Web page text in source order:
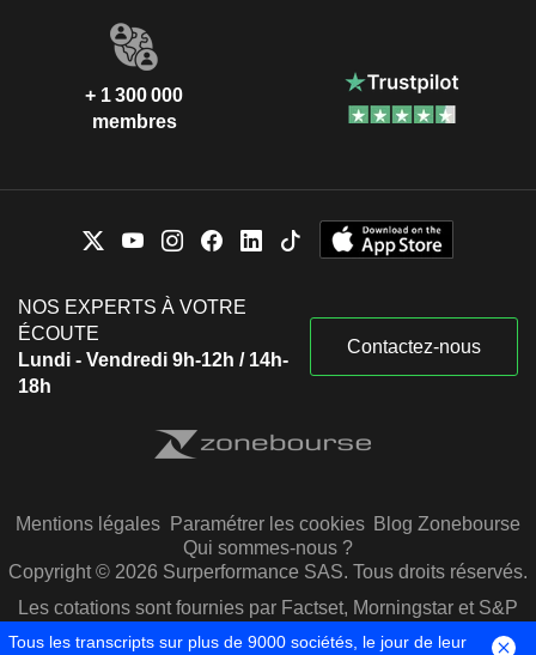
+ 1 300 000
membres
NOS EXPERTS À VOTRE
ÉCOUTE
Lundi - Vendredi 9h-12h / 14h-
18h
Contactez-nous
Mentions légales Paramétrer les cookies Blog Zonebourse
Qui sommes-nous ?
Copyright © 2026 Surperformance SAS. Tous droits réservés.
Les cotations sont fournies par Factset, Morningstar et S&P
Capital IQ
Tous les transcripts sur plus de 9000 sociétés, le jour de leur